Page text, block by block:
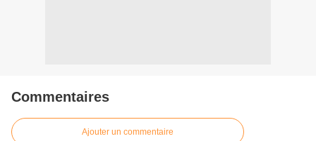
Commentaires
Ajouter un commentaire